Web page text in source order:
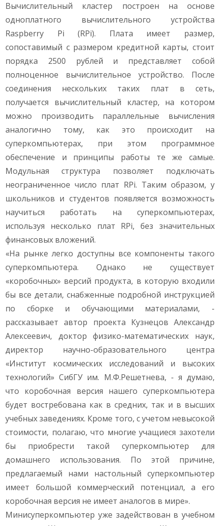
Вычислительный кластер построен на основе
одноплатного вычислительного устройства
Raspberry Pi (RPi). Плата имеет размер,
сопоставимый с размером кредитной карты, стоит
порядка 2500 рублей и представляет собой
полноценное вычислительное устройство. После
соединения нескольких таких плат в сеть,
получается вычислительный кластер, на котором
можно производить параллельные вычисления
аналогично тому, как это происходит на
суперкомпьютерах, при этом программное
обеспечение и принципы работы те же самые.
Модульная структура позволяет подключать
неограниченное число плат RPi. Таким образом, у
школьников и студентов появляется возможность
научиться работать на суперкомпьютерах,
используя несколько плат RPi, без значительных
финансовых вложений.
«На рынке легко доступны все компоненты такого
суперкомпьютера. Однако не существует
«коробочных» версий продукта, в которую входили
бы все детали, снабженные подробной инструкцией
по сборке и обучающими материалами, -
рассказывает автор проекта Кузнецов Александр
Алексеевич, доктор физико-математических наук,
директор научно-образовательного центра
«Институт космических исследований и высоких
технологий» СибГУ им. М.Ф.Решетнева, - я думаю,
что коробочная версия нашего суперкомпьютера
будет востребована как в средних, так и в высших
учебных заведениях. Кроме того, с учетом невысокой
стоимости, полагаю, что многие учащиеся захотели
бы приобрести такой суперкомпьютер для
домашнего использования. По этой причине,
предлагаемый нами настольный суперкомпьютер
имеет большой коммерческий потенциал, а его
коробочная версия не имеет аналогов в мире».
Минисуперкомпьютер уже задействован в учебном